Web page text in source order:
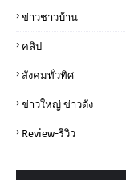
ข่าวชาวบ้าน
คลิป
สังคมทั่วทิศ
ข่าวใหญ่ ข่าวดัง
Review-รีวิว